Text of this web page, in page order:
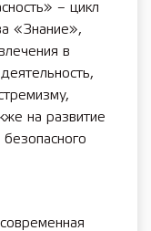
– цикл
«Знание»,
в
на развитие